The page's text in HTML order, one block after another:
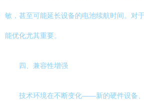
敏，甚至可能延长设备的电池续航时间。对
能优化尤其重要。
四、兼容性增强
技术环境在不断变化——新的硬件设备